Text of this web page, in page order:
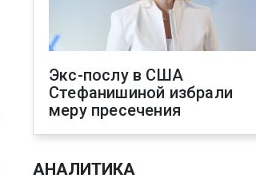
Экс-послу в США
Стефанишиной избрали
меру пресечения
АНАЛИТИКА